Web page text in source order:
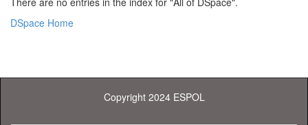
DSpace Home
Copyright 2024 ESPOL